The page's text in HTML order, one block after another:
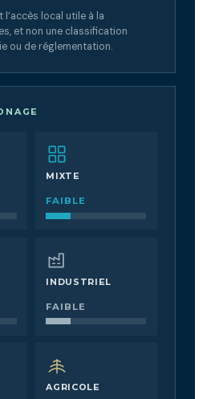
local utile à la
et non une classification
ou de réglementation.
MIXTE
FAIBLE
INDUSTRIEL
FAIBLE
AGRICOLE